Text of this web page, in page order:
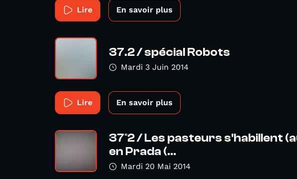
Lire En savoir plus
37.2 / spécial Robots
Mardi 3 Juin 2014
Lire En savoir plus
37°2 / Les pasteurs s'habillent
en Prada (...
Mardi 20 Mai 2014